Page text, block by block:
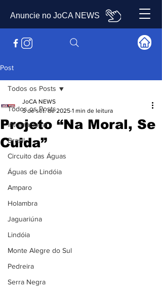
Anuncie no JoCA NEWS
Post
Todos os Posts
Internacional
Brasil
Circuito das Águas
Águas de Lindóia
Amparo
Holambra
Jaguariúna
Lindóia
Monte Alegre do Sul
Pedreira
Serra Negra
Todos os Posts
Projeto “Na Moral, Se
Cuida”
JoCA NEWS
5 de set. de 2025 1 min de leitura